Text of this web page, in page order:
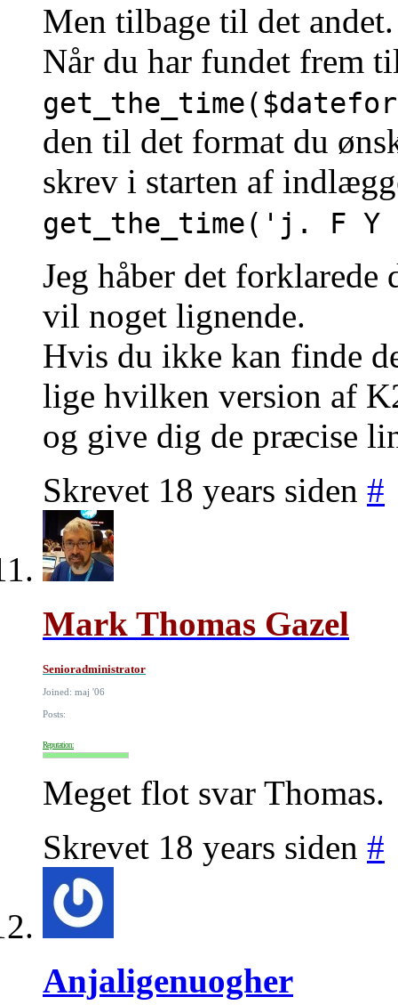
Men tilbage til det andet.
Når du har fundet frem
den til det format du
skrev i starten af
get_the_time('j. F
Jeg håber det forklarede
vil noget lignende.
Hvis du ikke kan finde
lige hvilken version af
og give dig de præcise
Skrevet 18 years siden #
Mark Thomas Gazel
Senioradministrator
Joined: maj '06
Posts:
Reputation:
Meget flot svar Thomas.
Skrevet 18 years siden #
Anjaligenuogher